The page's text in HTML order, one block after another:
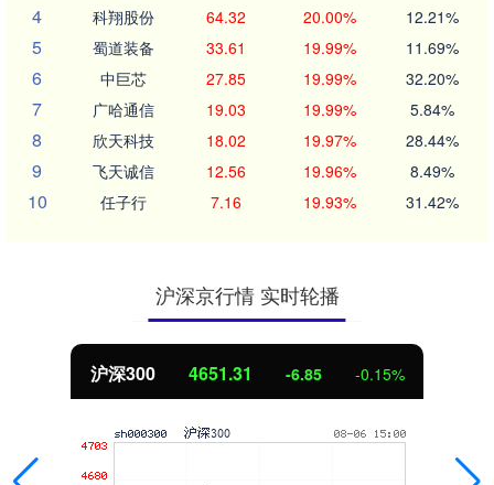
4 科翔股份 64.32 20.00% 12.21%
5 蜀道装备 33.61 19.99% 11.69%
6 中巨芯 27.85 19.99% 32.20%
7 广哈通信 19.03 19.99% 5.84%
8 欣天科技 18.02 19.97% 28.44%
9 飞天诚信 12.56 19.96% 8.49%
10 任子行 7.16 19.93% 31.42%
沪深京行情 实时轮播
北证50 1122.88 3.42 0.30%